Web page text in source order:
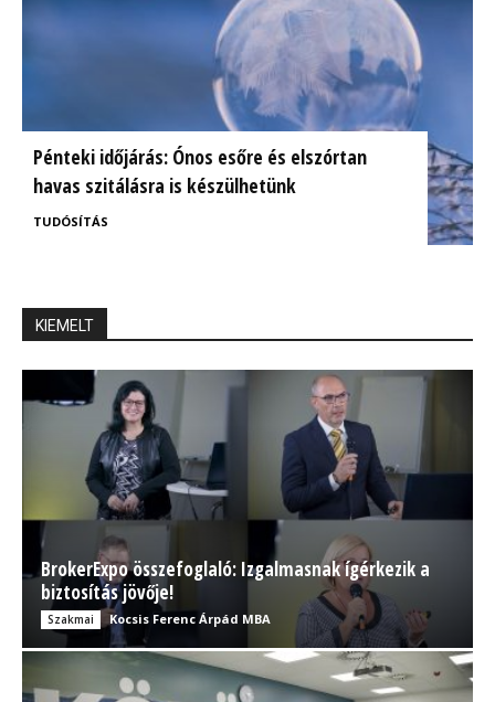
Pénteki időjárás: Ónos esőre és elszórtan
havas szitálásra is készülhetünk
TUDÓSÍTÁS
KIEMELT
BrokerExpo összefoglaló: Izgalmasnak ígérkezik a
biztosítás jövője!
Szakmai Kocsis Ferenc Árpád MBA